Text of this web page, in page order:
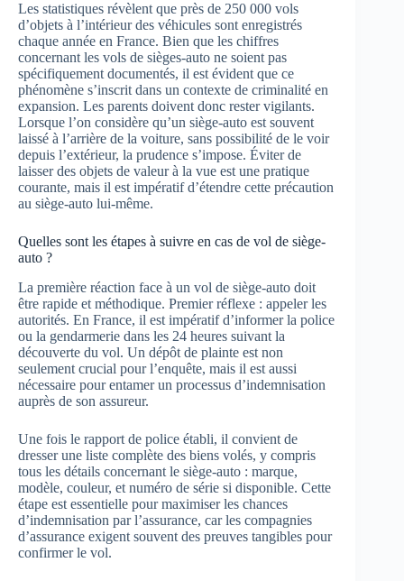
Les statistiques révèlent que près de 250 000 vols
d’objets à l’intérieur des véhicules sont enregistrés
chaque année en France. Bien que les chiffres
concernant les vols de sièges-auto ne soient pas
spécifiquement documentés, il est évident que ce
phénomène s’inscrit dans un contexte de criminalité en
expansion. Les parents doivent donc rester vigilants.
Lorsque l’on considère qu’un siège-auto est souvent
laissé à l’arrière de la voiture, sans possibilité de le voir
depuis l’extérieur, la prudence s’impose. Éviter de
laisser des objets de valeur à la vue est une pratique
courante, mais il est impératif d’étendre cette précaution
au siège-auto lui-même.
Quelles sont les étapes à suivre en cas de vol de siège-
auto ?
La première réaction face à un vol de siège-auto doit
être rapide et méthodique. Premier réflexe : appeler les
autorités. En France, il est impératif d’informer la police
ou la gendarmerie dans les 24 heures suivant la
découverte du vol. Un dépôt de plainte est non
seulement crucial pour l’enquête, mais il est aussi
nécessaire pour entamer un processus d’indemnisation
auprès de son assureur.
Une fois le rapport de police établi, il convient de
dresser une liste complète des biens volés, y compris
tous les détails concernant le siège-auto : marque,
modèle, couleur, et numéro de série si disponible. Cette
étape est essentielle pour maximiser les chances
d’indemnisation par l’assurance, car les compagnies
d’assurance exigent souvent des preuves tangibles pour
confirmer le vol.